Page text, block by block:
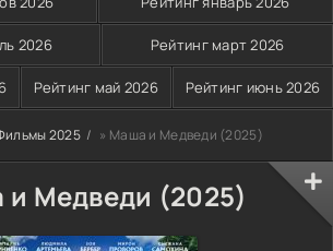
2026 Рейтинг март 2026
Рейтинг май 2026 Рейтинг июнь 2026
2025 » Маша и Медведи (2025)
Медведи (2025)